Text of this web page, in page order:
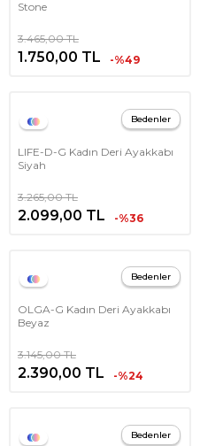
Stone
3.465,00TL
1.750,00 TL -%49
Bedenler
LIFE-D-G Kadın Deri Ayakkabı
Siyah
3.265,00TL
2.099,00 TL -%36
Bedenler
OLGA-G Kadın Deri Ayakkabı
Beyaz
3.145,00TL
2.390,00 TL -%24
Bedenler